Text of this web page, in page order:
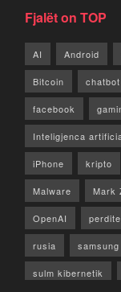
Fjalët on TOP
AI Android
Bitcoin chatbot
facebook
Inteligjenca
iPhone kripto
Malware Mark
OpenAI
rusia samsung
sulm kibernetik